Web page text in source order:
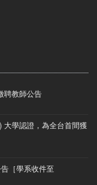
聘教師公告
大學認證，為全台首間獲
［學系收件至